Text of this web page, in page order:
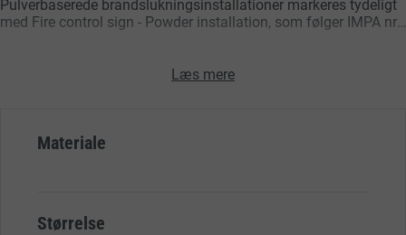
Pulverbaserede brandslukningsinstallationer markeres tydeligt
med Fire control sign - Powder installation, som følger IMPA nr.
maskinrum og lastrum. Designet til maritime miljøer
Læs mere
Materiale
Størrelse